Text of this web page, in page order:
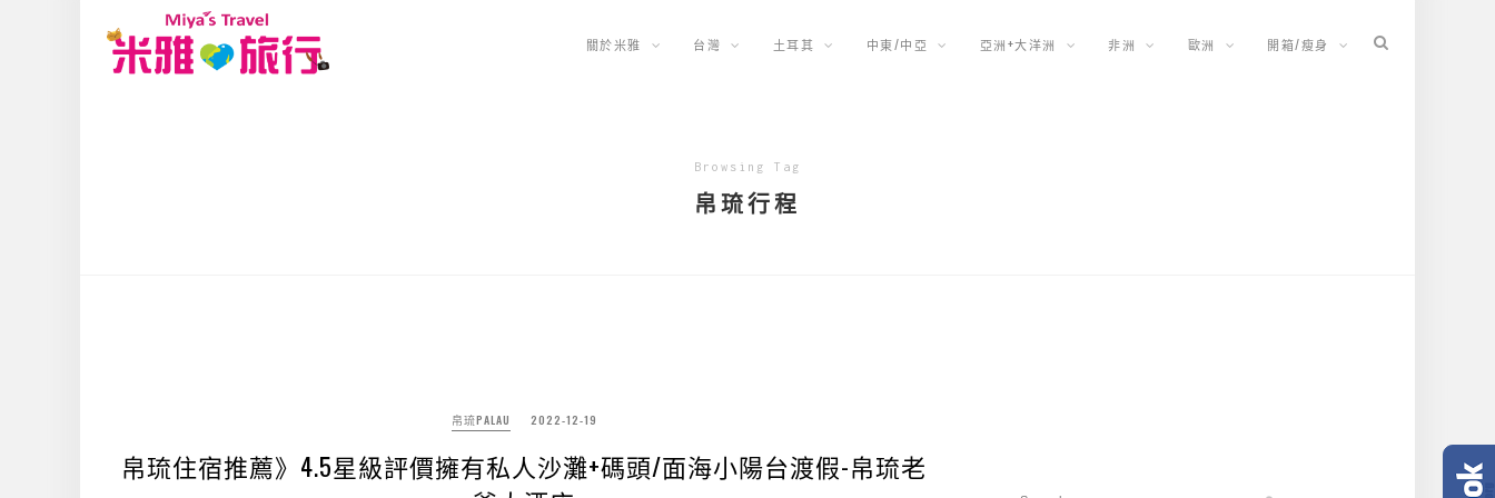
關於米雅 台灣 土耳其 中東/中亞 亞洲+大洋洲 非洲 歐洲 開箱/瘦身
Browsing Tag
帛琉行程
帛琉PALAU 2022-12-19
帛琉住宿推薦》4.5星級評價擁有私人沙灘+碼頭/面海小陽台渡假-帛琉老